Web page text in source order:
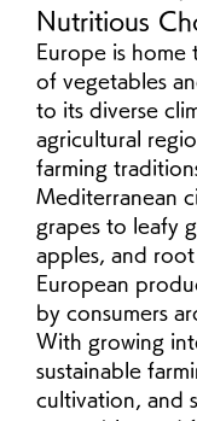
Nutritious
Europe is home
of vegetables
to its diverse
agricultural
farming
Mediterranean
grapes to leafy
apples, and root
European
by consumers
With growing
sustainable
cultivation, and